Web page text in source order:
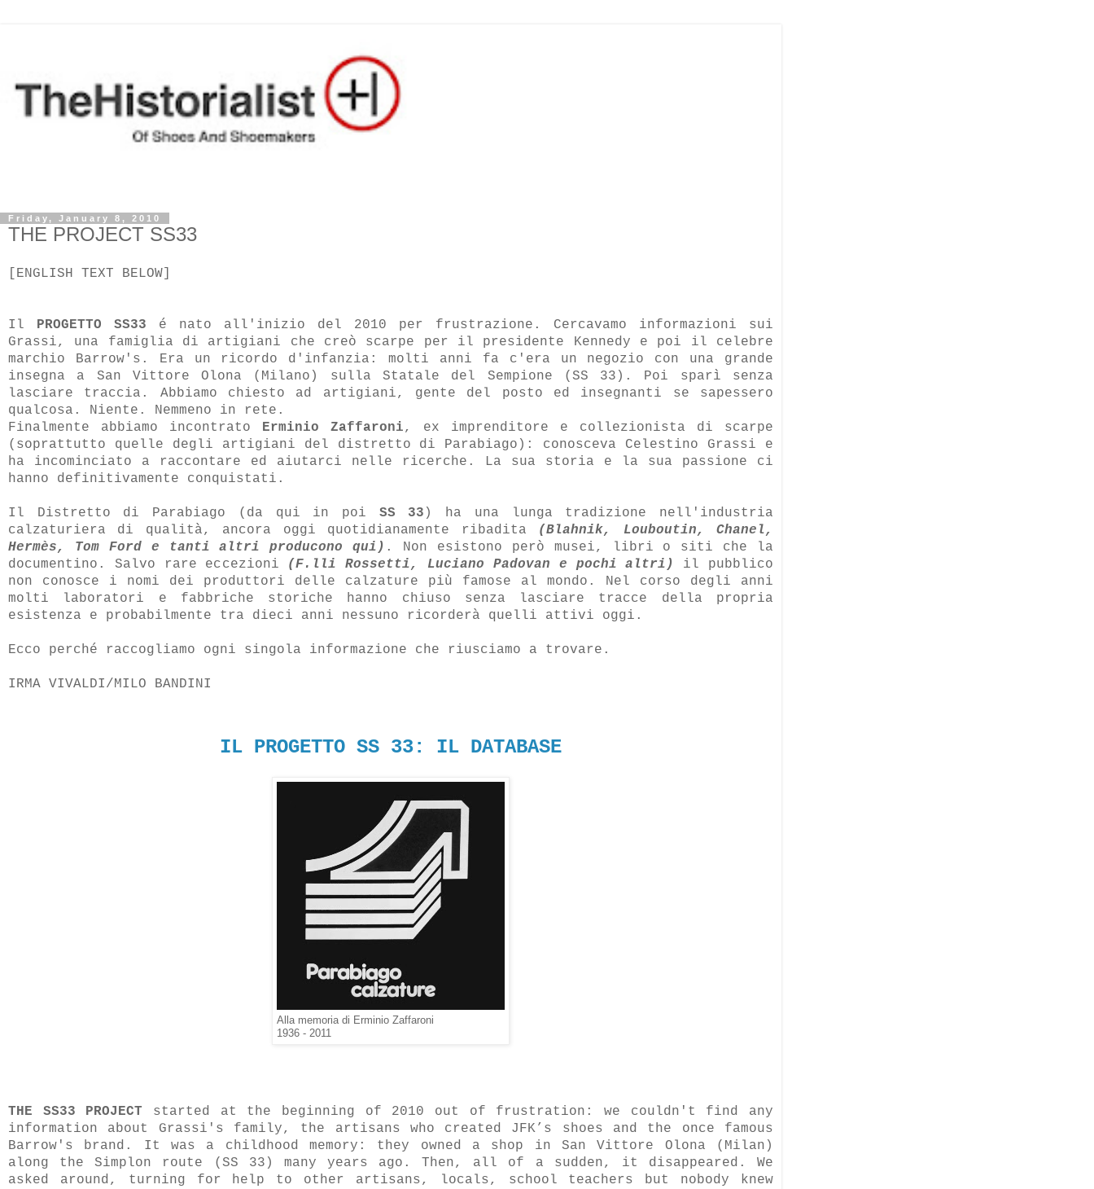
Friday, January 8, 2010
THE PROJECT SS33
[ENGLISH TEXT BELOW]
Il PROGETTO SS33 é nato all'inizio del 2010 per frustrazione. Cercavamo informazioni sui
Grassi, una famiglia di artigiani che creò scarpe per il presidente Kennedy e poi il celebre
marchio Barrow's. Era un ricordo d'infanzia: molti anni fa c'era un negozio con una grande
insegna a San Vittore Olona (Milano) sulla Statale del Sempione (SS 33). Poi sparì senza
lasciare traccia. Abbiamo chiesto ad artigiani, gente del posto ed insegnanti se sapessero
qualcosa. Niente. Nemmeno in rete.
Finalmente abbiamo incontrato Erminio Zaffaroni, ex imprenditore e collezionista di scarpe
(soprattutto quelle degli artigiani del distretto di Parabiago): conosceva Celestino Grassi e
ha incominciato a raccontare ed aiutarci nelle ricerche. La sua storia e la sua passione ci
hanno definitivamente conquistati.
Il Distretto di Parabiago (da qui in poi SS 33 ) ha una lunga tradizione nell'industria
calzaturiera di qualità, ancora oggi quotidianamente ribadita
(Blahnik, Louboutin, Chanel,
Hermès, Tom Ford e tanti altri producono qui) . Non esistono però musei, libri o siti che la
documentino. Salvo rare eccezioni (F.lli Rossetti, Luciano Padovan e pochi altri)
il pubblico
non conosce i nomi dei produttori delle calzature più famose al mondo. Nel corso degli anni
molti laboratori e fabbriche storiche hanno chiuso senza lasciare tracce della propria
esistenza e probabilmente tra dieci anni nessuno ricorderà quelli attivi oggi.
Ecco perché raccogliamo ogni singola informazione che riusciamo a trovare.
IRMA VIVALDI/MILO BANDINI
IL PROGETTO SS 33: IL DATABASE
Alla memoria di Erminio Zaffaroni
1936 - 2011
THE SS33 PROJECT started at the beginning of 2010 out of frustration: we couldn't find any
information about Grassi's family, the artisans who created JFK’s shoes and the once famous
Barrow's brand. It was a childhood memory: they owned a shop in San Vittore Olona (Milan)
along the Simplon route (SS 33) many years ago. Then, all of a sudden, it disappeared. We
asked around, turning for help to other artisans, locals, school teachers but nobody knew